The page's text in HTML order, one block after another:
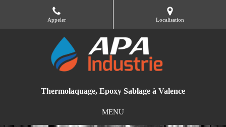
Appeler Localisation
Thermolaquage, Epoxy Sablage à Valence
MENU